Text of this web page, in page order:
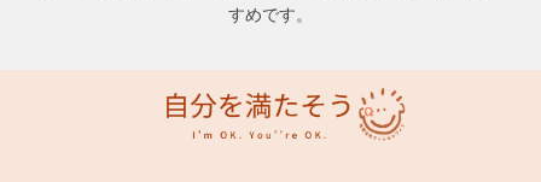
すめです。